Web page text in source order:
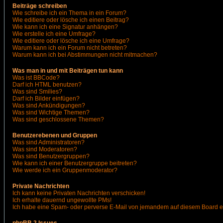
Beiträge schreiben
Wie schreibe ich ein Thema in ein Forum?
Wie editiere oder lösche ich einen Beitrag?
Wie kann ich eine Signatur anhängen?
Wie erstelle ich eine Umfrage?
Wie editiere oder lösche ich eine Umfrage?
Warum kann ich ein Forum nicht betreten?
Warum kann ich bei Abstimmungen nicht mitmachen?
Was man in und mit Beiträgen tun kann
Was ist BBCode?
Darf ich HTML benutzen?
Was sind Smilies?
Darf ich Bilder einfügen?
Was sind Ankündigungen?
Was sind Wichtige Themen?
Was sind geschlossene Themen?
Benutzerebenen und Gruppen
Was sind Administratoren?
Was sind Moderatoren?
Was sind Benutzergruppen?
Wie kann ich einer Benutzergruppe beitreten?
Wie werde ich ein Gruppenmoderator?
Private Nachrichten
Ich kann keine Privaten Nachrichten verschicken!
Ich erhalte dauernd ungewollte PMs!
Ich habe eine Spam- oder perverse E-Mail von jemandem auf diesem Board